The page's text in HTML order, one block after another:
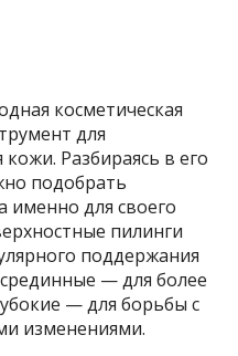
косметическая
для
Разбираясь в его
подобрать
именно для своего
пилинги
поддержания
— для более
— для борьбы с
изменениями.